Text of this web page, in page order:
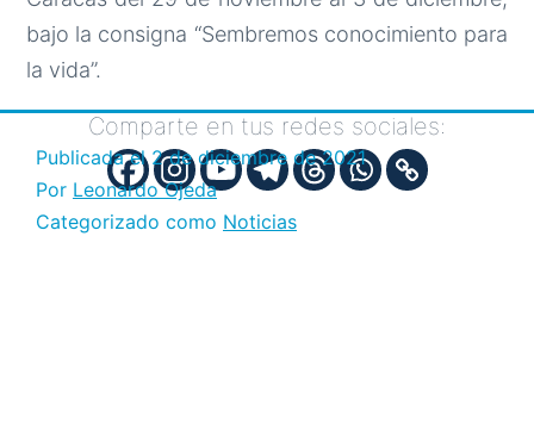
bajo la consigna “Sembremos conocimiento para
la vida”.
Comparte en tus redes sociales:
Publicada el2 de diciembre de 2021
Por Leonardo Ojeda
Categorizado como Noticias